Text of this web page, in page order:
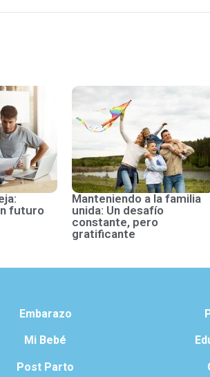
futuro
Manteniendo a la familia
unida: Un desafío
constante, pero
gratificante
Embarazo
Mi Bebé
Post Parto